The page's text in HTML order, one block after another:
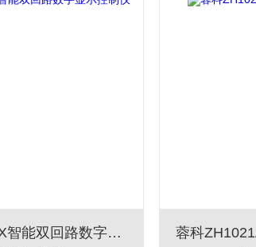
蓉科RK-66SX智能双回路数字显示控制仪